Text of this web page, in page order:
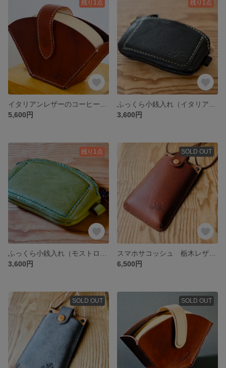
残り1点
5,600円
残り1点
3,600円
残り1点
3,600円
SOLD OUT
6,500円
SOLD OUT SOLD OUT